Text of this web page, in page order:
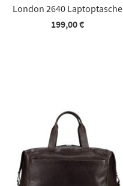
London 2640 Laptoptasche
199,00 €